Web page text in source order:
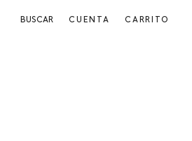
BUSCAR CUENTA CARRITO